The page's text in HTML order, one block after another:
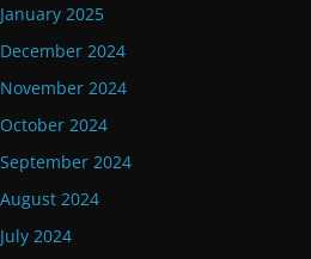
January 2025
December 2024
November 2024
October 2024
September 2024
August 2024
July 2024